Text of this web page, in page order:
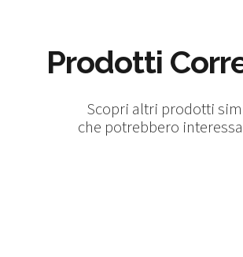
Prodotti
Scopri altri prodotti
che potrebbero